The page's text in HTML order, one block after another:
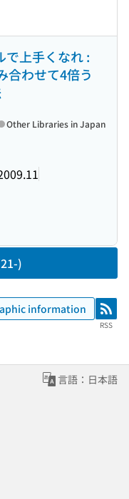
上手くなれ :
合わせて4倍う
Other Libraries in Japan
)
information RSS
RSS
言語：日本語